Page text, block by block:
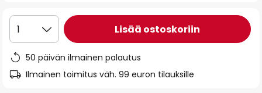
1 Lisää ostoskoriin
50 päivän ilmainen palautus
Ilmainen toimitus väh. 99 euron tilauksille